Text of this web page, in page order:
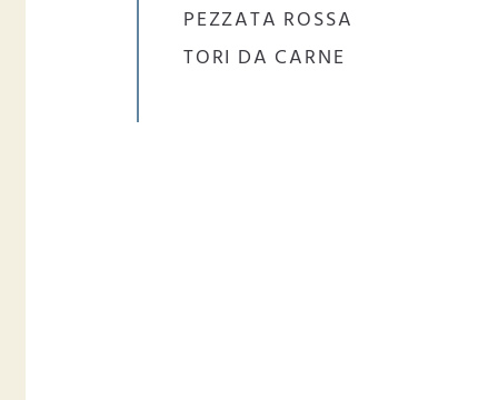
PEZZATA ROSSA
TORI DA CARNE